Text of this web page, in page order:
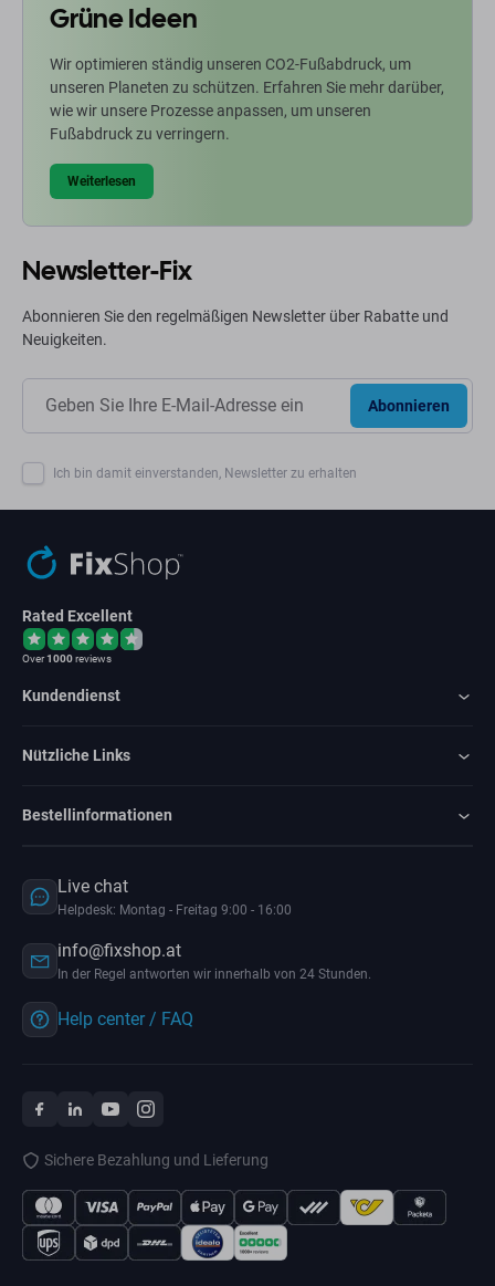
Grüne Ideen
Wir optimieren ständig unseren CO2-Fußabdruck, um
unseren Planeten zu schützen. Erfahren Sie mehr darüber,
wie wir unsere Prozesse anpassen, um unseren
Fußabdruck zu verringern.
Weiterlesen
Newsletter-Fix
Abonnieren Sie den regelmäßigen Newsletter über Rabatte und
Neuigkeiten.
Abonnieren
Ich bin damit einverstanden, Newsletter zu erhalten
Rated Excellent
Over1000reviews
Kundendienst
Nützliche Links
Bestellinformationen
Live chat
Helpdesk: Montag - Freitag 9:00 - 16:00
info@fixshop.at
In der Regel antworten wir innerhalb von 24 Stunden.
Help center / FAQ
Sichere Bezahlung und Lieferung